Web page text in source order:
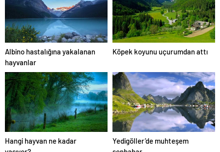
Albino hastalığına yakalanan
hayvanlar
Köpek koyunu uçurumdan attı
Hangi hayvan ne kadar
Yedigöller’de muhteşem